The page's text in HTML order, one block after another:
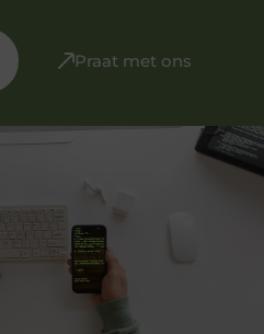
Praat met ons